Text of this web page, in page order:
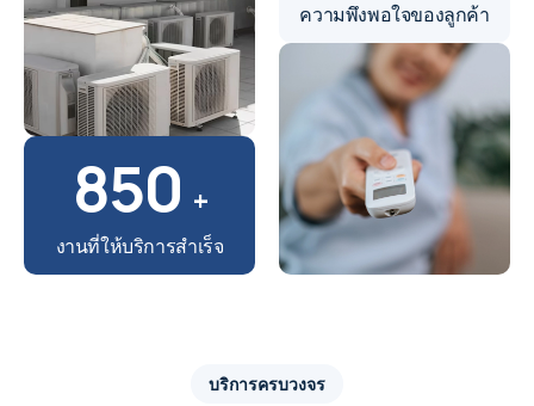
850 +
งานที่ให้บริการสำเร็จ
ความพึงพอใจของลูกค้า
บริการครบวงจร